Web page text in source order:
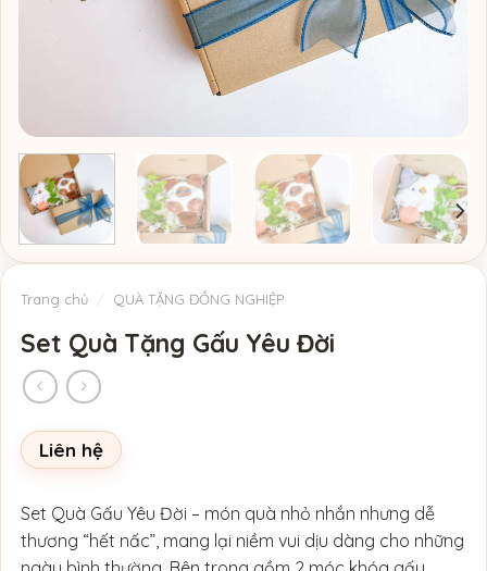
Trang chủ / QUÀ TẶNG ĐỒNG NGHIỆP
Set Quà Tặng Gấu Yêu Đời
Liên hệ
Set Quà Gấu Yêu Đời – món quà nhỏ nhắn nhưng dễ
thương “hết nấc”, mang lại niềm vui dịu dàng cho những